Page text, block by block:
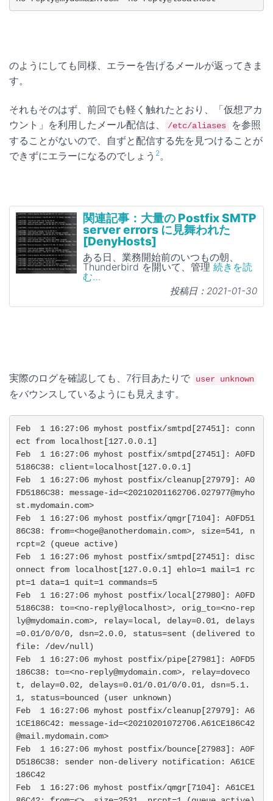
のようにしても同様、エラーを告げるメールが返ってきま
す。
それもそのはず、前回でも軽く触れたとおり、「仮想アカ
ウント」を利用したメール配信は、
/etc/aliases
を参照
することがないので、自ずと配信する先を見つけることが
できずにエラーになるのでしょう 2。
関連記事：大量の Postfix SMTP
server errors に見舞われた
[DenyHosts]
ある日、業務開始前のいつもの朝、
Thunderbird を開いて、管理 続きを読
む…
投稿日：2021-01-30
実際のログを確認しても、7行目あたりで user unknown
をバウンスしているようにも見えます。
Feb  1 16:27:06 myhost postfix/smtpd[27451]: conn
ect from localhost[127.0.0.1]
Feb  1 16:27:06 myhost postfix/smtpd[27451]: A0FD
5186C38: client=localhost[127.0.0.1]
Feb  1 16:27:06 myhost postfix/cleanup[27979]: A0
FD5186C38: message-id=<20210201162706.027977@myho
st.mydomain.com>
Feb  1 16:27:06 myhost postfix/qmgr[7104]: A0FD51
86C38: from=<hoge@anotherdomain.com>, size=541, n
rcpt=2 (queue active)
Feb  1 16:27:06 myhost postfix/smtpd[27451]: disc
onnect from localhost[127.0.0.1] ehlo=1 mail=1 rc
pt=1 data=1 quit=1 commands=5
Feb  1 16:27:06 myhost postfix/local[27980]: A0FD
5186C38: to=<no-reply@localhost>, orig_to=<no-rep
ly@mydomain.com>, relay=local, delay=0.01, delays
=0.01/0/0/0, dsn=2.0.0, status=sent (delivered to
file: /dev/null)
Feb  1 16:27:06 myhost postfix/pipe[27981]: A0FD5
186C38: to=<no-reply@mydomain.com>, relay=doveco
t, delay=0.02, delays=0.01/0.01/0/0.01, dsn=5.1.
1, status=bounced (user unknown)
Feb  1 16:27:06 myhost postfix/cleanup[27979]: A6
1CE186C42: message-id=<20210201072706.A61CE186C42
@mail.mydomain.com>
Feb  1 16:27:06 myhost postfix/bounce[27983]: A0F
D5186C38: sender non-delivery notification: A61CE
186C42
Feb  1 16:27:06 myhost postfix/qmgr[7104]: A61CE1